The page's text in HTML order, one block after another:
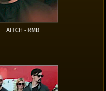
AITCH - RMB